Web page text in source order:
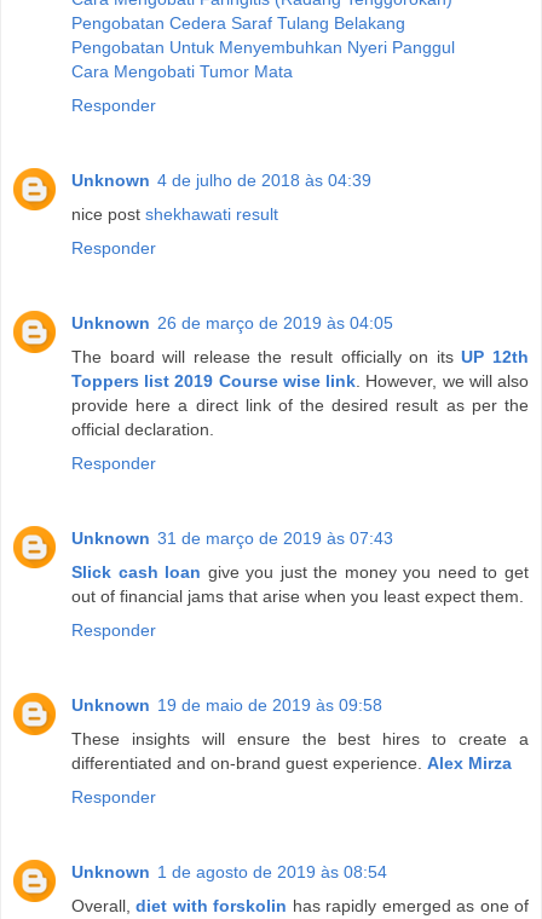
Pengobatan Cedera Saraf Tulang Belakang
Pengobatan Untuk Menyembuhkan Nyeri Panggul
Cara Mengobati Tumor Mata
Responder
Unknown 4 de julho de 2018 às 04:39
nice post shekhawati result
Responder
Unknown 26 de março de 2019 às 04:05
The board will release the result officially on itsUP 12th
Toppers list 2019 Course wise link. However, we will also
provide here a direct link of the desired result as per the
official declaration.
Responder
Unknown 31 de março de 2019 às 07:43
Slick cash loan give you just the money you need to get
out of financial jams that arise when you least expect them.
Responder
Unknown 19 de maio de 2019 às 09:58
These insights will ensure the best hires to create a
differentiated and on-brand guest experience. Alex Mirza
Responder
Unknown 1 de agosto de 2019 às 08:54
Overall,diet with forskolin has rapidly emerged as one of